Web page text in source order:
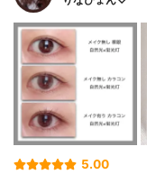
5.00